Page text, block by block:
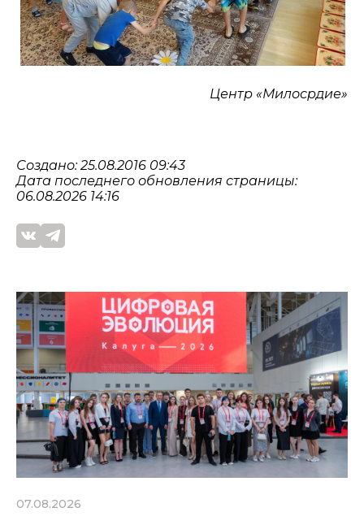
Центр «Милосрдие»
Создано: 25.08.2016 09:43
Дата последнего обновления страницы:
06.08.2026 14:16
07.08.2026